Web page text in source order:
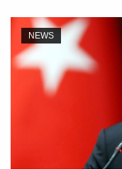
NEWS